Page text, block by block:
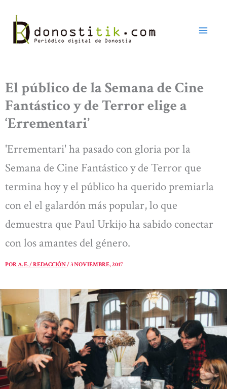
contenido
El público de la Semana de Cine
Fantástico y de Terror elige a
‘Errementari’
'Errementari' ha pasado con gloria por la
Semana de Cine Fantástico y de Terror que
termina hoy y el público ha querido premiarla
con el el galardón más popular, lo que
demuestra que Paul Urkijo ha sabido conectar
con los amantes del género.
PORA. E. / REDACCIÓN/3 NOVIEMBRE, 2017